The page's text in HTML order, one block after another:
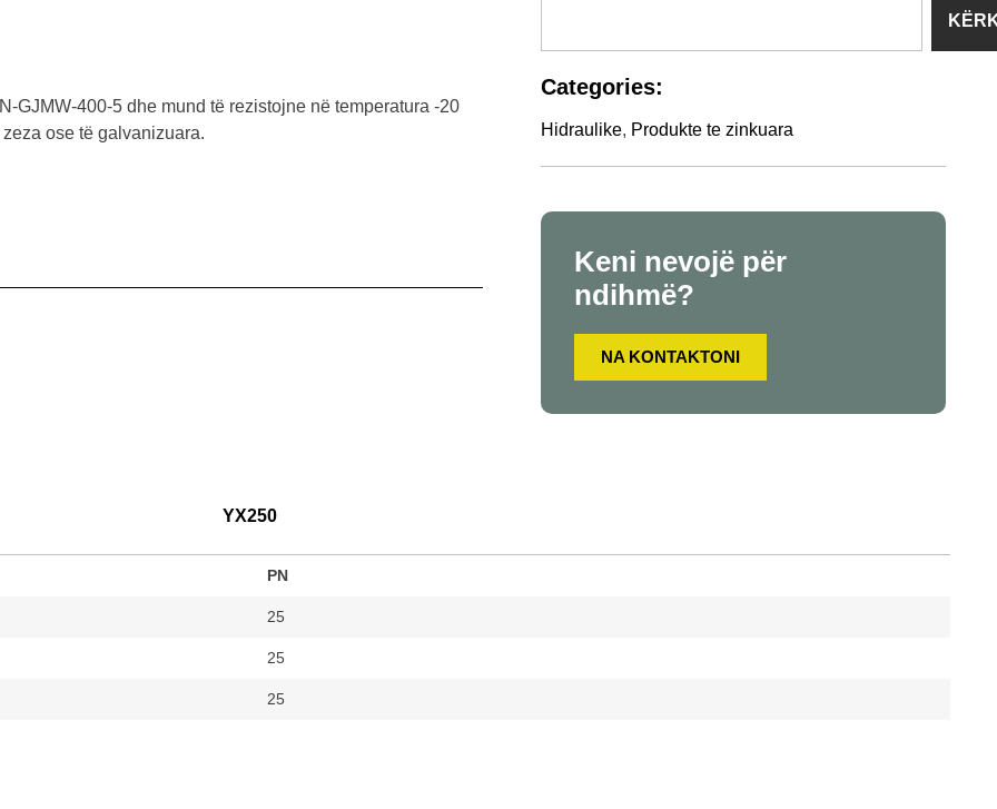
GJMW-400-5 dhe mund të rezistojne në temperatura -20
ose të galvanizuara.
Categories:
Hidraulike, Produkte te zinkuara
Keni nevojë për
ndihmë?
NA KONTAKTONI
YX250
PN
25
25
25